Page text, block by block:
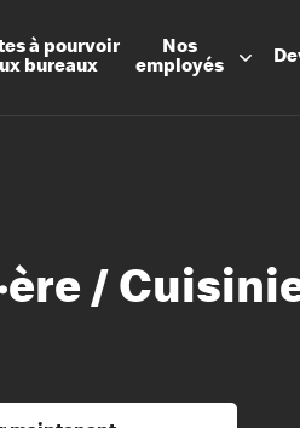
à pourvoir
bureaux
Nos
employés
/